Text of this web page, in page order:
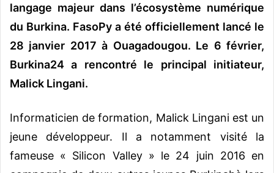
langage majeur dans l’écosystème numérique
du Burkina. FasoPy a été officiellement lancé le
28 janvier 2017 à Ouagadougou. Le 6 février,
Burkina24 a rencontré le principal initiateur,
Malick Lingani.
Informaticien de formation, Malick Lingani est un
jeune développeur. Il a notamment visité la
fameuse « Silicon Valley » le 24 juin 2016 en